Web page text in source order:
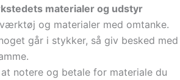
materialer og udstyr
og materialer med omtanke.
går i stykker, så giv besked med
at notere og betale for materiale du